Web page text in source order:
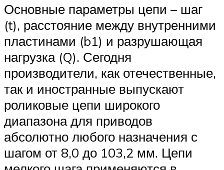
Основные параметры цепи – шаг
(t), расстояние между внутренними
пластинами (b1) и разрушающая
нагрузка (Q). Сегодня
производители, как отечественные,
так и иностранные выпускают
роликовые цепи широкого
диапазона для приводов
абсолютно любого назначения с
шагом от 8,0 до 103,2 мм. Цепи